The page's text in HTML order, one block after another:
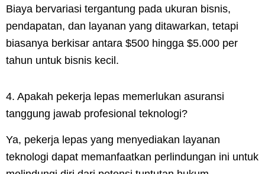
Biaya bervariasi tergantung pada ukuran bisnis,
pendapatan, dan layanan yang ditawarkan, tetapi
biasanya berkisar antara $500 hingga $5.000 per
tahun untuk bisnis kecil.
4. Apakah pekerja lepas memerlukan asuransi
tanggung jawab profesional teknologi?
Ya, pekerja lepas yang menyediakan layanan
teknologi dapat memanfaatkan perlindungan ini untuk